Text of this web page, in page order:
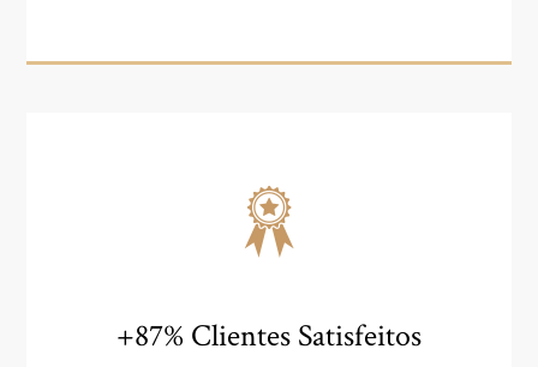
+87% Clientes Satisfeitos